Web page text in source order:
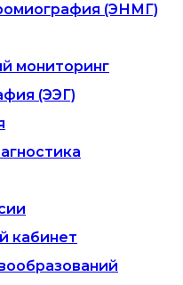
(ЭНМГ)
мониторинг
(ЭЭГ)
кабинет